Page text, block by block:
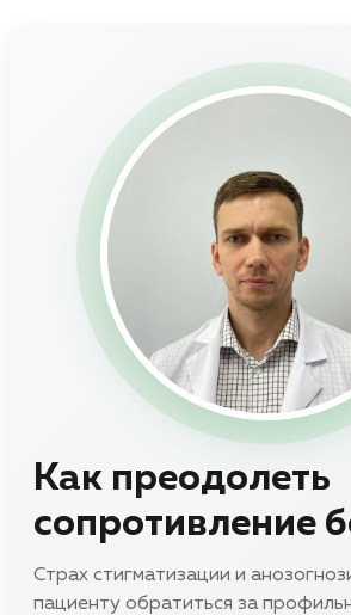
Как преодолеть
сопротивление
Страх стигматизации и
пациенту обратиться за